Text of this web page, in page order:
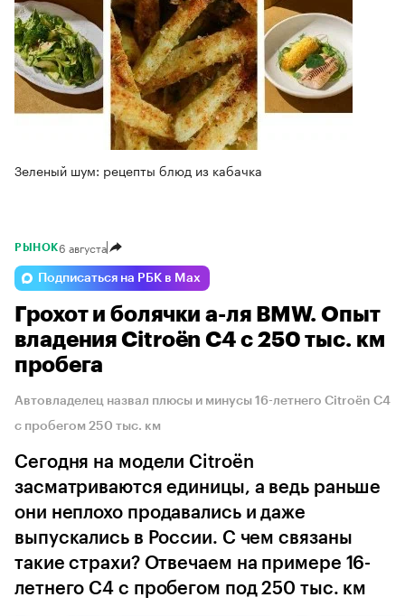
Зеленый шум: рецепты блюд из кабачка
РЫНОК6 августа
Подписаться на РБК в Max
Грохот и болячки а-ля BMW. Опыт
владения Citroёn C4 с 250 тыс. км
пробега
Автовладелец назвал плюсы и минусы 16-летнего Citroёn C4
с пробегом 250 тыс. км
Сегодня на модели Citroёn
засматриваются единицы, а ведь раньше
они неплохо продавались и даже
выпускались в России. С чем связаны
такие страхи? Отвечаем на примере 16-
летнего C4 с пробегом под 250 тыс. км